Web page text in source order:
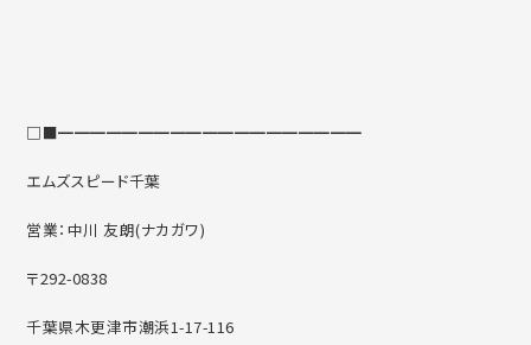
□■━━━━━━━━━━━━━━━━━━━
エムズスピード千葉
営業：中川 友朗(ナカガワ)
〒292-0838
千葉県木更津市潮浜1-17-116